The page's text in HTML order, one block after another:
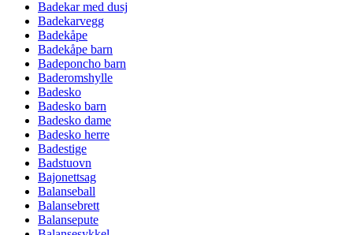
Badekar med dusj
Badekarvegg
Badekåpe
Badekåpe barn
Badeponcho barn
Baderomshylle
Badesko
Badesko barn
Badesko dame
Badesko herre
Badestige
Badstuovn
Bajonettsag
Balanseball
Balansebrett
Balansepute